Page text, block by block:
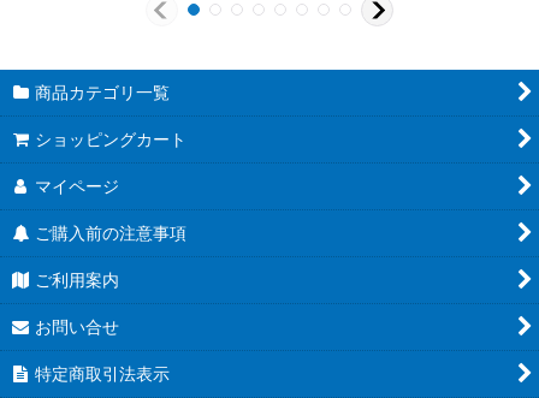
商品カテゴリ一覧
ショッピングカート
マイページ
ご購入前の注意事項
ご利用案内
お問い合せ
特定商取引法表示